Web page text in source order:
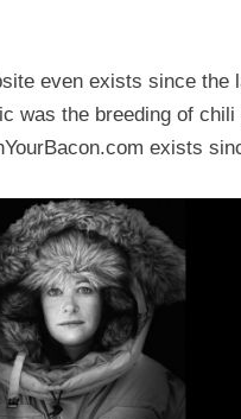
even exists since the
was the breeding of
exists